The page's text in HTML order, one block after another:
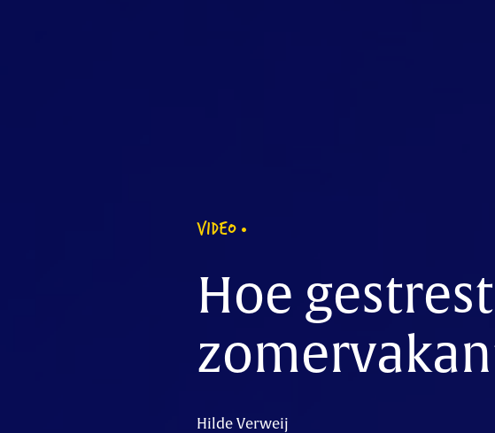
VIDEO
Hoe
Hilde Verweij